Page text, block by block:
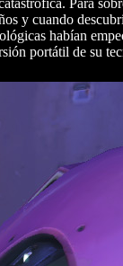
Para
y cuando
habían
portátil de su